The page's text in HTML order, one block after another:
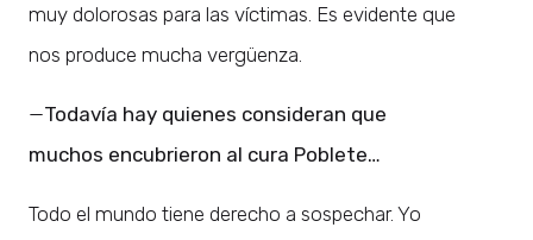
muy dolorosas para las víctimas. Es evidente que
nos produce mucha vergüenza.
—Todavía hay quienes consideran que
muchos encubrieron al cura Poblete…
Todo el mundo tiene derecho a sospechar. Yo